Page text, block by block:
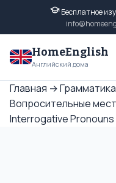
Бесплатное
HomeEnglish
Английский дома
Главная →Грамматика
Вопросительные
Interrogative Pronouns